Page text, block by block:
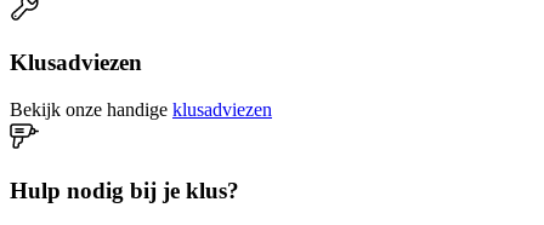
Klusadviezen
Bekijk onze handige klusadviezen
Hulp nodig bij je klus?